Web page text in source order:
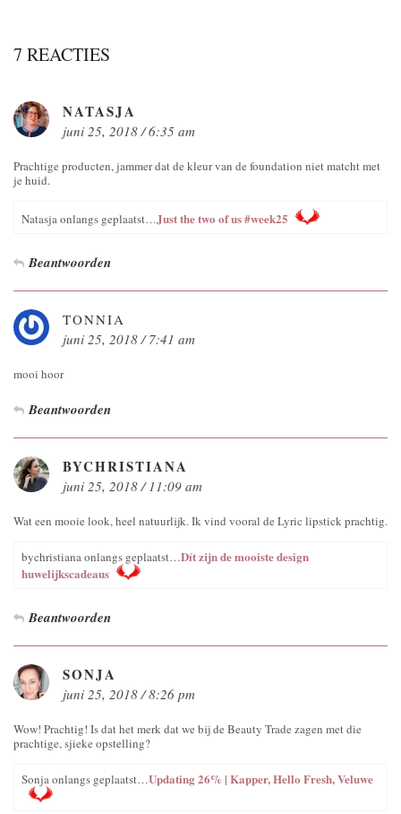
7 REACTIES
NATASJA
juni 25, 2018 / 6:35 am
Prachtige producten, jammer dat de kleur van de foundation niet matcht met
je huid.
Natasja onlangs geplaatst…Just the two of us #week25
Beantwoorden
TONNIA
juni 25, 2018 / 7:41 am
mooi hoor
Beantwoorden
BYCHRISTIANA
juni 25, 2018 / 11:09 am
Wat een mooie look, heel natuurlijk. Ik vind vooral de Lyric lipstick prachtig.
bychristiana onlangs geplaatst…Dít zijn de mooiste design
huwelijkscadeaus
Beantwoorden
SONJA
juni 25, 2018 / 8:26 pm
Wow! Prachtig! Is dat het merk dat we bij de Beauty Trade zagen met die
prachtige, sjieke opstelling?
Sonja onlangs geplaatst…Updating 26% | Kapper, Hello Fresh, Veluwe